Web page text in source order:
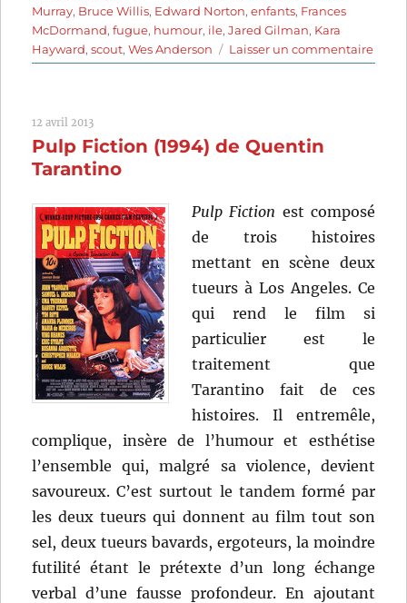
Murray, Bruce Willis, Edward Norton,enfants, Frances
McDormand,fugue, humour, ile,Jared Gilman, Kara
Hayward,scout,Wes Anderson Laisser un commentairesur
12 avril 2013
Pulp Fiction (1994) de Quentin
Tarantino
Pulp Fiction est composé
de trois histoires
mettant en scène deux
tueurs à Los Angeles. Ce
qui rend le film si
particulier est le
traitement que
Tarantino fait de ces
histoires. Il entremêle,
complique, insère de l’humour et esthétise
l’ensemble qui, malgré sa violence, devient
savoureux. C’est surtout le tandem formé par
les deux tueurs qui donnent au film tout son
sel, deux tueurs bavards, ergoteurs, la moindre
futilité étant le prétexte d’un long échange
verbal d’une fausse profondeur. En ajoutant